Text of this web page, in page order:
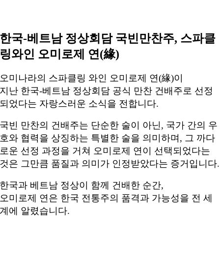
한국-베트남 정상회담 국빈만찬주, 스파클
링와인 오미로제 연(緣)
오미나라의 스파클링 와인 오미로제 연(緣)이
지난 한국-베트남 정상회담 공식 만찬 건배주로 선정
되었다는 자랑스러운 소식을 전합니다.
국빈 만찬의 건배주는 단순한 술이 아닌, 국가 간의 우
호와 협력을 상징하는 특별한 술을 의미하며, 그 까다
로운 선정 과정을 거쳐 오미로제 연이 선택되었다는
것은 그만큼 품질과 의미가 인정받았다는 증거입니다.
한국과 베트남 정상이 함께 건배한 순간,
오미로제 연은 한국 전통주의 품격과 가능성을 전 세
계에 알렸습니다.